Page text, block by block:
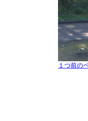
１つ前の